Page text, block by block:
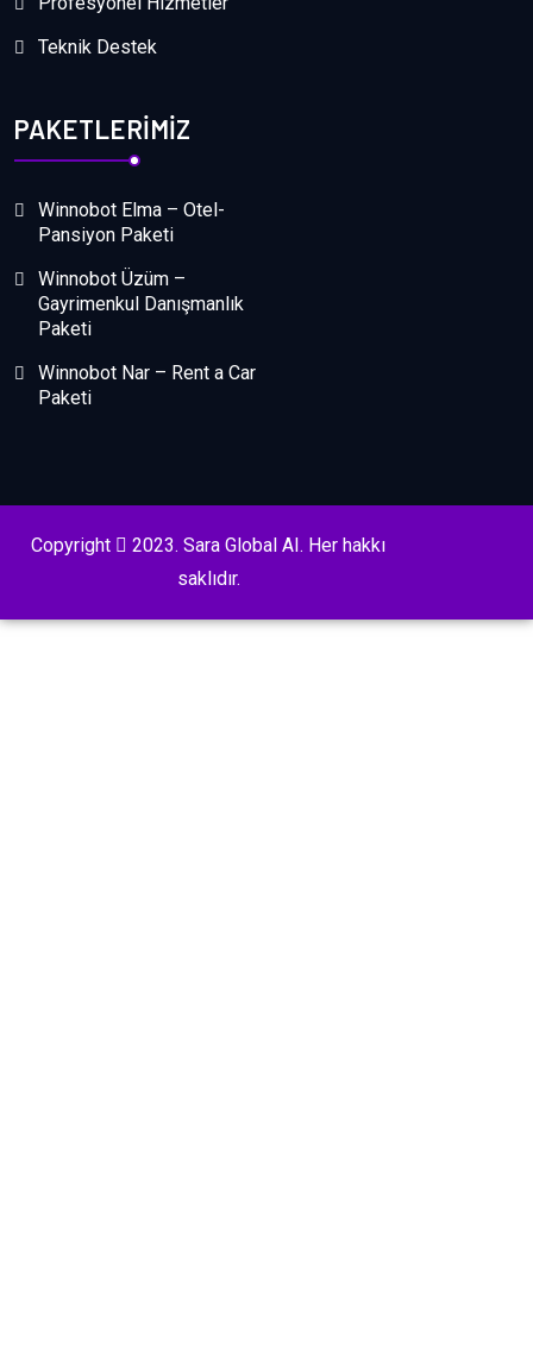
Teknik Destek
PAKETLERIMIZ
Winnobot Elma – Otel-
Pansiyon Paketi
Winnobot Üzüm –
Gayrimenkul Danışmanlık
Paketi
Winnobot Nar – Rent a Car
Paketi
Copyright
2023. Sara Global AI. Her hakkı
saklıdır.